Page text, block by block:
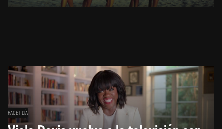
HACE 1 DÍA